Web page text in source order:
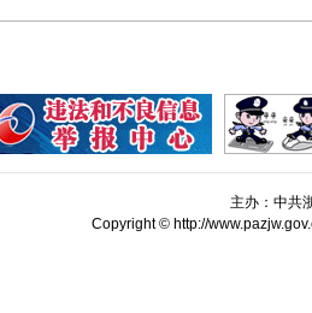
主办：中共
Copyright © http://